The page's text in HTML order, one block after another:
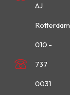
AJ
Rotterdam
010 -
737
0031